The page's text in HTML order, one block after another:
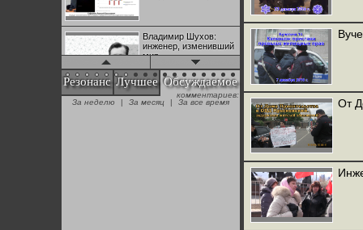
Владимир Шухов:
инженер, изменивший
мир
"Аркадий Коц" на
эгалите-фесте "Не
Резонанс Лучшее Обсуждаемое
комментариев:
За неделю
| За месяц | За все время От